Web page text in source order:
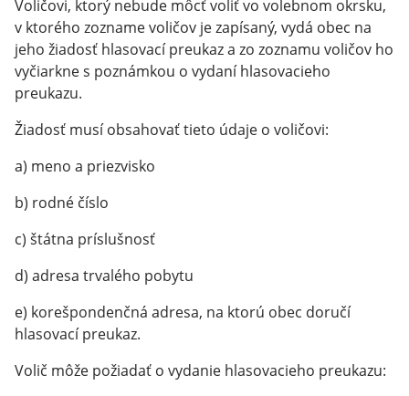
Voličovi, ktorý nebude môcť voliť vo volebnom okrsku,
v ktorého zozname voličov je zapísaný, vydá obec na
jeho žiadosť hlasovací preukaz a zo zoznamu voličov ho
vyčiarkne s poznámkou o vydaní hlasovacieho
preukazu.
Žiadosť musí obsahovať tieto údaje o voličovi:
a) meno a priezvisko
b) rodné číslo
c) štátna príslušnosť
d) adresa trvalého pobytu
e) korešpondenčná adresa, na ktorú obec doručí
hlasovací preukaz.
Volič môže požiadať o vydanie hlasovacieho preukazu: